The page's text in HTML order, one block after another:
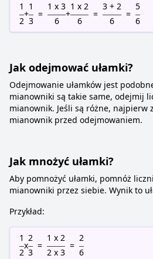
1
2
+
1
3
=
1 x 3
6
+
1 x 2
6
=
3 + 2
6
=
5
6
Jak odejmować ułamki?
Odejmowanie ułamków jest
mianowniki są takie same, odejmij
mianownik. Jeśli są różne, najpierw
mianownik przed odejmowaniem.
Jak mnożyć ułamki?
Aby pomnożyć ułamki, pomnóż
mianowniki przez siebie. Wynik to
Przykład:
1
2
x
2
3
=
1 x 2
2 x 3
=
2
6